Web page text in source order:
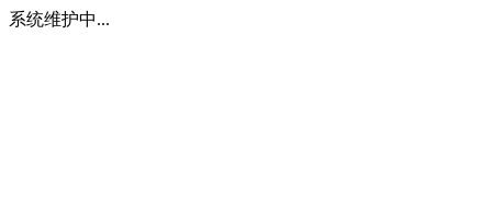
系统维护中...